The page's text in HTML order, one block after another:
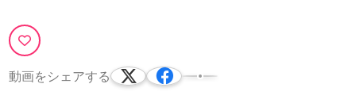
動画をシェアする